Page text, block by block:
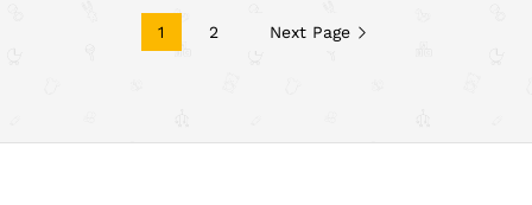
1 2 Next Page